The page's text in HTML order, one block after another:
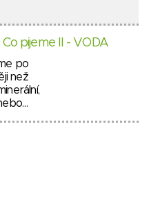
pijeme II - VODA
po
než